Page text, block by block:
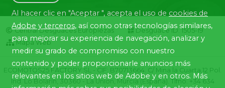
Central Desguaces Europiezas
Desguace ID. 1505-19
Mapa Web
ECOMOTOS25 FACTORY SL - CIF: B70713664. C/ Mina la Cuarta,12 Pol.
Ind. Lo Bolarín, 30360 - La Union, Murcia (España). Tlfno. +34 634
Al hacer clic en "Aceptar ", acepta el uso de cookies de
Adobe y terceros, así como otras tecnologías similares,
para mejorar su experiencia de navegación, analizar y
medir su grado de compromiso con nuestro
contenido y poder proporcionarle anuncios más
relevantes en los sitios web de Adobe y en otros. Más